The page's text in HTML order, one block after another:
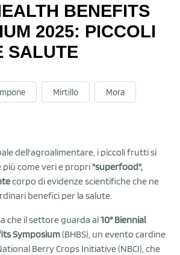
BENEFITS
2025: PICCOLI
SALUTE
Mirtillo Mora
dell'agroalimentare, i piccoli frutti si
come veri e propri"superfood",
corpo di evidenze scientifiche che ne
benefici per la salute.
che il settore guarda al10° Biennial
Symposium(BHBS), un evento cardine
Berry Crops Initiative (NBCI), che